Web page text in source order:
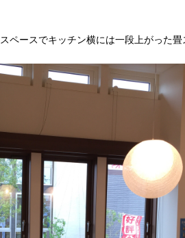
ペースでキッチン横には一段上がった